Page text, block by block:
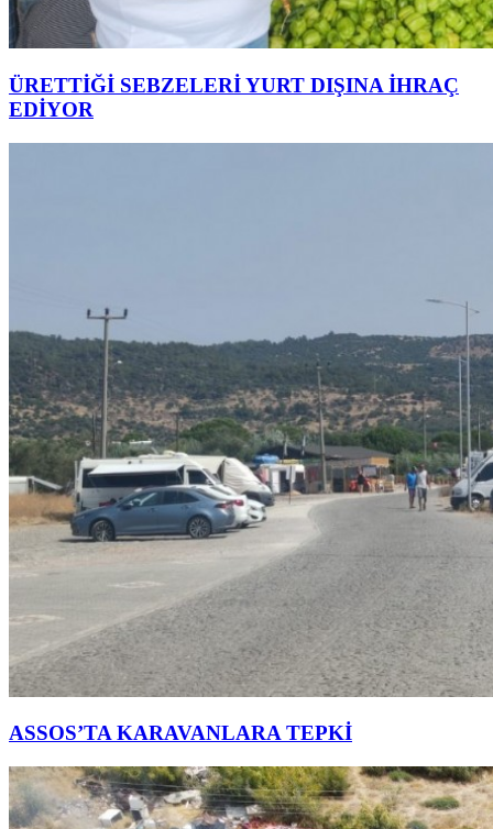
ÜRETTİĞİ SEBZELERİ YURT DIŞINA İHRAÇ
EDİYOR
ASSOS’TA KARAVANLARA TEPKİ